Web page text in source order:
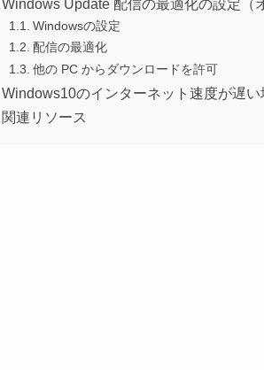
Windows Update 配信の最適化の設定（
Windowsの設定
配信の最適化
他の PC からダウンロードを許可
Windows10のインターネット速度が遅
関連リソース